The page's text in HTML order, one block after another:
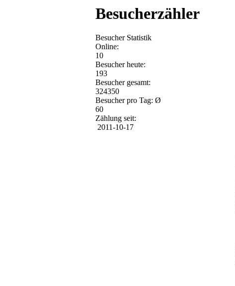
Besucherzähler
Besucher Statistik
Online:
10
Besucher heute:
193
Besucher gesamt:
324350
Besucher pro Tag: Ø
60
Zählung seit:
2011-10-17